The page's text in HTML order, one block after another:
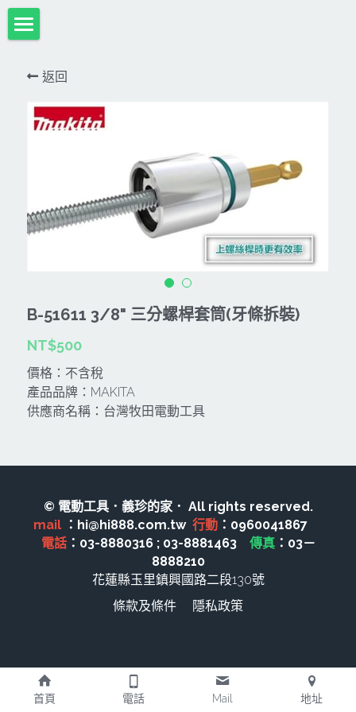
所有分類
HULK-DC POWER 浩克
MK-POWER 充電式
牧田36V⬇︎
牧田40V
CAN TA肯田-附件
牧田MT
Milwaukee-12
Dewalt 電池、充電器、配件
KingTony KUANI 專業級工具
Milwaukee-18
Milwaukee米沃奇、型鋼力
12V
電池、充電器、配件
DeWALT、STANLEY
DeWALT(得偉)
STANLEY(史丹利)
KINGTONY~KUANI專業級工具
Dewalt、Stanly 電池、配件
牧田
18V
12V
MT
牧科Maktec
電池及配件
雷射測距儀
充電器、電池、附件專區
插電式
雷射、牆體探測等儀器
CAN TA電動工具
CAN TA-附件
TAKANO 電動工具
Hikoki
REXON
MK-POWER
HULK 浩克
變頻電焊機、CO2、鑽孔機
日本ASADA水管、電管壓接、油壓系列​等
HONDA發電機、引擎
電動吊車、吊具、氣動工具
五金及其它
中亞焊條產品
延長線、電線、電焊線
電焊夾及切斷器
搜索
返回
B-51611 3/8" 三分螺桿套筒(牙條拆裝)
NT$500
價格：不含稅
產品品牌：MAKITA
供應商名稱：台灣牧田電動工具
© 電動工具．義珍的家． All rights reserved.
mail ：hi@hi888.com.tw 行動
電話：03-8880316 ; 03-8881463 傳真：03－
8888210
花蓮縣玉里鎮興國路二段130號
條款及條件
隱私政策
首頁 電話 Mail 地址